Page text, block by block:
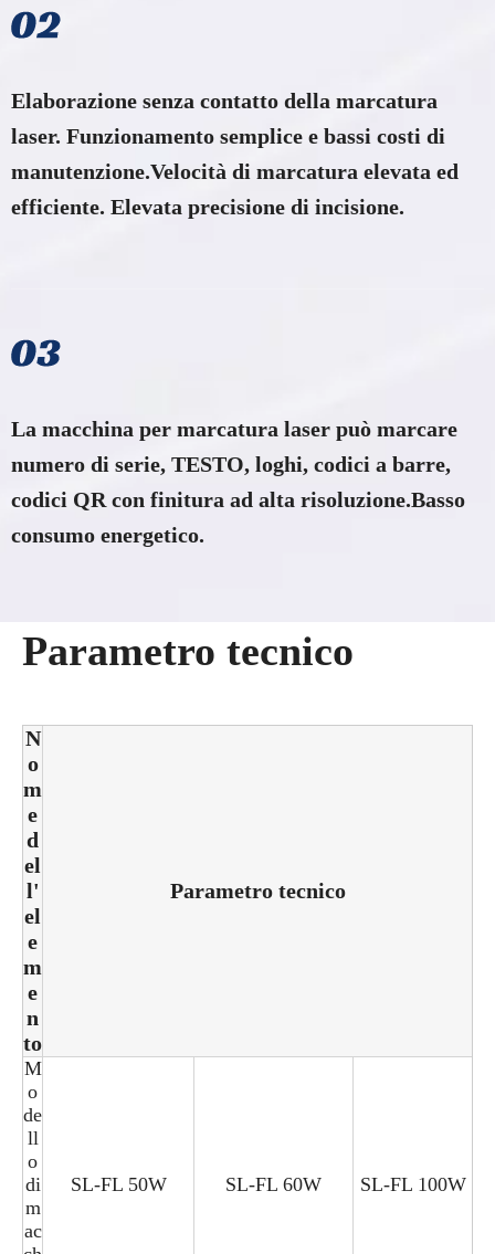
Elaborazione senza contatto della marcatura
laser. Funzionamento semplice e bassi costi di
manutenzione.Velocità di marcatura elevata ed
efficiente. Elevata precisione di incisione.​​​​​​​
La macchina per marcatura laser può marcare
numero di serie, TESTO, loghi, codici a barre,
codici QR con finitura ad alta risoluzione.Basso
consumo energetico.
Parametro tecnico
N
o
m
e
d
el
l'
el
e
m
e
n
to
Parametro tecnico
M
o
de
ll
o
di
m
ac
SL-FL 50W SL-FL 60W SL-FL 100W